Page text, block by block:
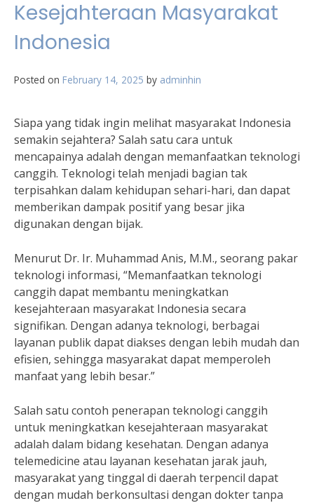
Kesejahteraan Masyarakat
Indonesia
Posted on February 14, 2025 by adminhin
Siapa yang tidak ingin melihat masyarakat Indonesia
semakin sejahtera? Salah satu cara untuk
mencapainya adalah dengan memanfaatkan teknologi
canggih. Teknologi telah menjadi bagian tak
terpisahkan dalam kehidupan sehari-hari, dan dapat
memberikan dampak positif yang besar jika
digunakan dengan bijak.
Menurut Dr. Ir. Muhammad Anis, M.M., seorang pakar
teknologi informasi, “Memanfaatkan teknologi
canggih dapat membantu meningkatkan
kesejahteraan masyarakat Indonesia secara
signifikan. Dengan adanya teknologi, berbagai
layanan publik dapat diakses dengan lebih mudah dan
efisien, sehingga masyarakat dapat memperoleh
manfaat yang lebih besar.”
Salah satu contoh penerapan teknologi canggih
untuk meningkatkan kesejahteraan masyarakat
adalah dalam bidang kesehatan. Dengan adanya
telemedicine atau layanan kesehatan jarak jauh,
masyarakat yang tinggal di daerah terpencil dapat
dengan mudah berkonsultasi dengan dokter tanpa